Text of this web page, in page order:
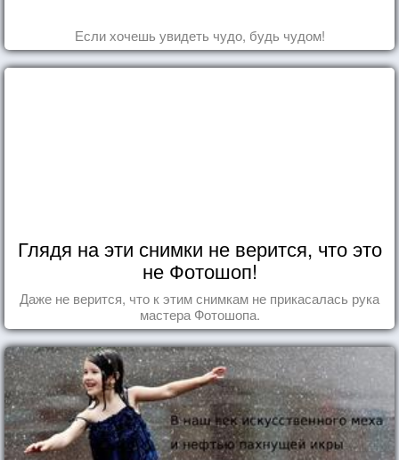
Если хочешь увидеть чудо, будь чудом!
Глядя на эти снимки не верится, что это
не Фотошоп!
Даже не верится, что к этим снимкам не прикасалась рука
мастера Фотошопа.